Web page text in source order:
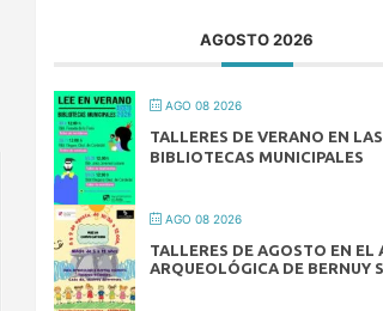
AGOSTO 2026
AGO 08 2026
TALLERES DE VERANO EN LAS
BIBLIOTECAS MUNICIPALES
AGO 08 2026
TALLERES DE AGOSTO EN EL
ARQUEOLÓGICA DE BERNUY